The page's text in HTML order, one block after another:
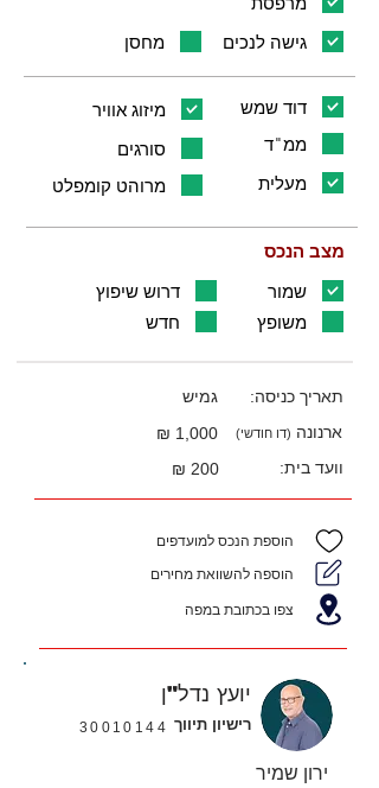
מחסן
גישה לנכים
מיזוג אוויר
דוד שמש
סורגים
ממ"ד
מרוהט קומפלט
מעלית
מצב הנכס
דרוש שיפוץ
שמור
חדש
משופץ
גמיש
תאריך כניסה:
1,000 ₪
ארנונה (דו חודשי)
200 ₪ וועד בית:
הוספת הנכס למועדפים
הוספה להשוואת מחירים
צפו בכתובת במפה
יועץ נדל"ן
30010144 רישיון תיווך
ירון שמיר